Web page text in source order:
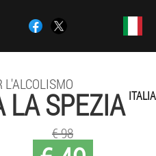
LA SPEZIA ITALIA
€ 98